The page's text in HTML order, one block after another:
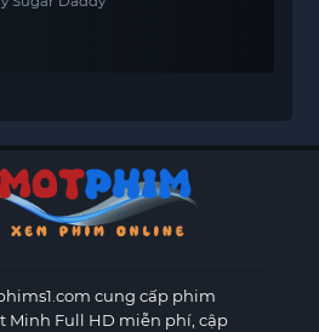
cung cấp phim
Minh Full HD miễn phí, cập